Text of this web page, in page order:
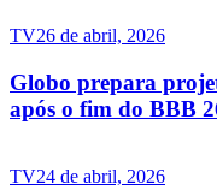
TV26 de abril, 2026
Globo prepara
após o fim do BBB
TV24 de abril, 2026